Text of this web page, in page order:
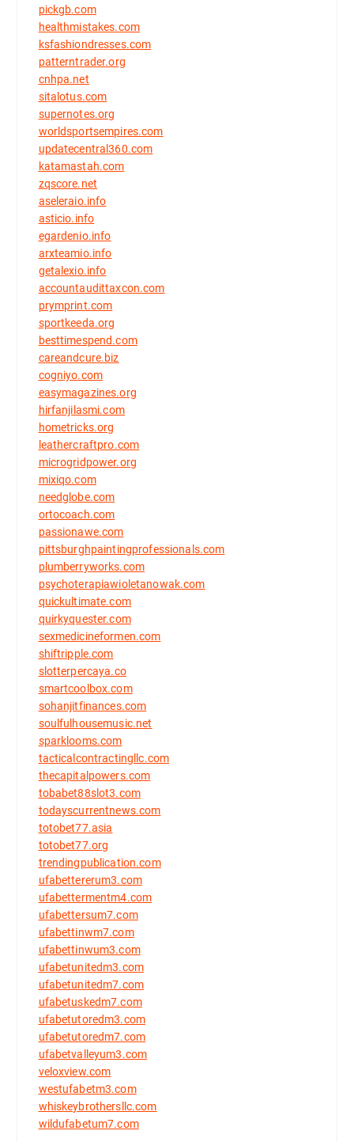
pickgb.com
healthmistakes.com
ksfashiondresses.com
patterntrader.org
cnhpa.net
sitalotus.com
supernotes.org
worldsportsempires.com
updatecentral360.com
katamastah.com
zqscore.net
aseleraio.info
asticio.info
egardenio.info
arxteamio.info
getalexio.info
accountaudittaxcon.com
prymprint.com
sportkeeda.org
besttimespend.com
careandcure.biz
cogniyo.com
easymagazines.org
hirfanjilasmi.com
hometricks.org
leathercraftpro.com
microgridpower.org
mixiqo.com
needglobe.com
ortocoach.com
passionawe.com
pittsburghpaintingprofessionals.com
plumberryworks.com
psychoterapiawioletanowak.com
quickultimate.com
quirkyquester.com
sexmedicineformen.com
shiftripple.com
slotterpercaya.co
smartcoolbox.com
sohanjitfinances.com
soulfulhousemusic.net
sparklooms.com
tacticalcontractingllc.com
thecapitalpowers.com
tobabet88slot3.com
todayscurrentnews.com
totobet77.asia
totobet77.org
trendingpublication.com
ufabettererum3.com
ufabettermentm4.com
ufabettersum7.com
ufabettinwm7.com
ufabettinwum3.com
ufabetunitedm3.com
ufabetunitedm7.com
ufabetuskedm7.com
ufabetutoredm3.com
ufabetutoredm7.com
ufabetvalleyum3.com
veloxview.com
westufabetm3.com
whiskeybrothersllc.com
wildufabetum7.com